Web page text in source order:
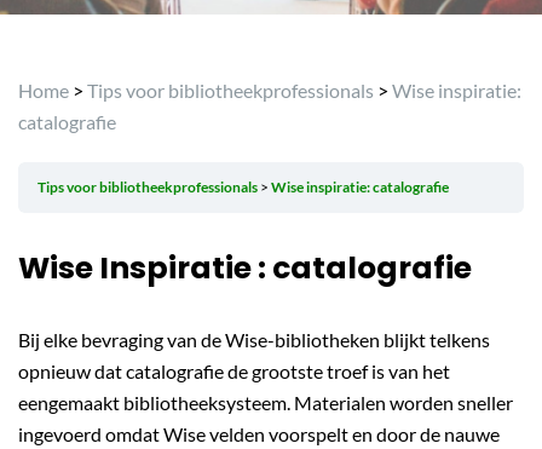
Home > Tips voor bibliotheekprofessionals > Wise inspiratie:
catalografie
Tips voor bibliotheekprofessionals Wise inspiratie: catalografie
Wise Inspiratie : catalografie
Bij elke bevraging van de Wise-bibliotheken blijkt telkens
opnieuw dat catalografie de grootste troef is van het
eengemaakt bibliotheeksysteem. Materialen worden sneller
ingevoerd omdat Wise velden voorspelt en door de nauwe